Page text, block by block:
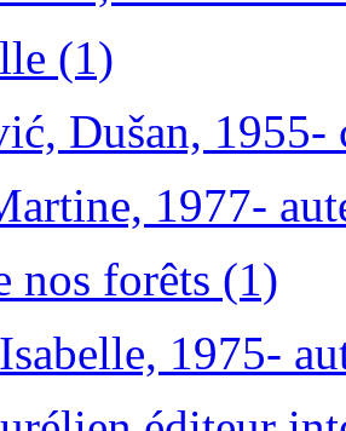
(1)
Dušan, 1955-
1977-
nos forêts (1)
1975-